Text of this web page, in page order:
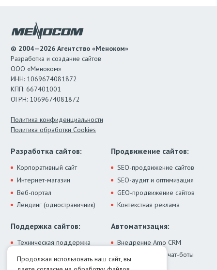
© 2004—2026 Агентство «Меноком»
Разработка и создание сайтов
ООО «Меноком»
ИНН: 1069674081872
КПП: 667401001
ОГРН: 1069674081872
Политика конфиденциальности
Политика обработки Cookies
Разработка сайтов:
Корпоративный сайт
Интернет-магазин
Веб-портал
Лендинг (одностраничник)
Продвижение сайтов:
SEO-продвижение сайтов
SEO-аудит и оптимизация
GEO-продвижение сайтов
Контекстная реклама
Поддержка сайтов:
Техническая поддержка
Модернизация сайта
Лечение от вирусов
Автоматизация:
Внедрение Amo CRM
ИИ-ассистенты и чат-боты
Интеграции
Продолжая использовать наш сайт, вы